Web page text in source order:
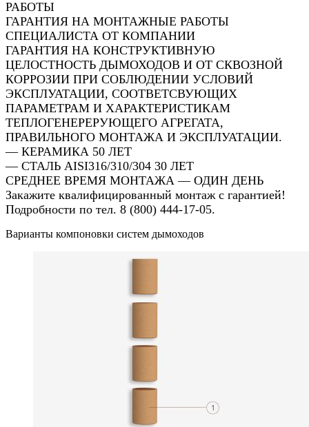
РАБОТЫ
ГАРАНТИЯ НА МОНТАЖНЫЕ РАБОТЫ
СПЕЦИАЛИСТА ОТ КОМПАНИИ
ГАРАНТИЯ НА КОНСТРУКТИВНУЮ
ЦЕЛОСТНОСТЬ ДЫМОХОДОВ И ОТ СКВОЗНОЙ
КОРРОЗИИ ПРИ СОБЛЮДЕНИИ УСЛОВИЙ
ЭКСПЛУАТАЦИИ, СООТВЕТСВУЮЩИХ
ПАРАМЕТРАМ И ХАРАКТЕРИСТИКАМ
ТЕПЛОГЕНЕРЕРУЮЩЕГО АГРЕГАТА,
ПРАВИЛЬНОГО МОНТАЖА И ЭКСПЛУАТАЦИИ.
— КЕРАМИКА 50 ЛЕТ
— СТАЛЬ AISI316/310/304 30 ЛЕТ
СРЕДНЕЕ ВРЕМЯ МОНТАЖА — ОДИН ДЕНЬ
Закажите квалифицированный монтаж с гарантией!
Подробности по тел. 8 (800) 444-17-05.
Варианты компоновки систем дымоходов